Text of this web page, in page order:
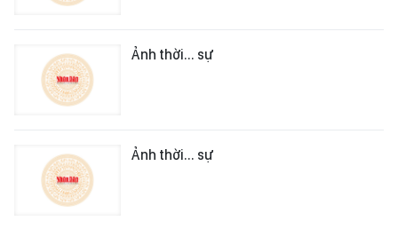
Ảnh thời... sự
Ảnh thời... sự